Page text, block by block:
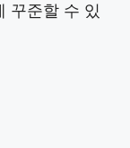
꾸준할 수 있